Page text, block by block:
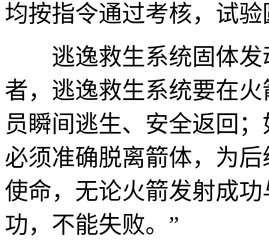
均按指令通过考核，试
逃逸救生系统固体发
者，逃逸救生系统要在
员瞬间逃生、安全返回
必须准确脱离箭体，为
使命，无论火箭发射成
功，不能失败。”